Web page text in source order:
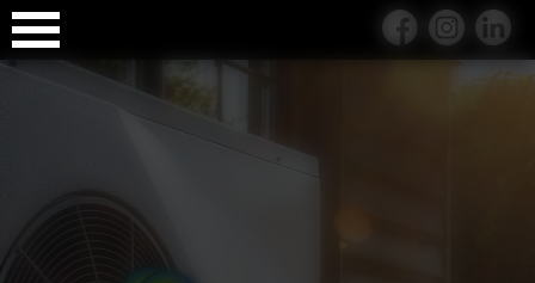
Panneau de gestion des cookies